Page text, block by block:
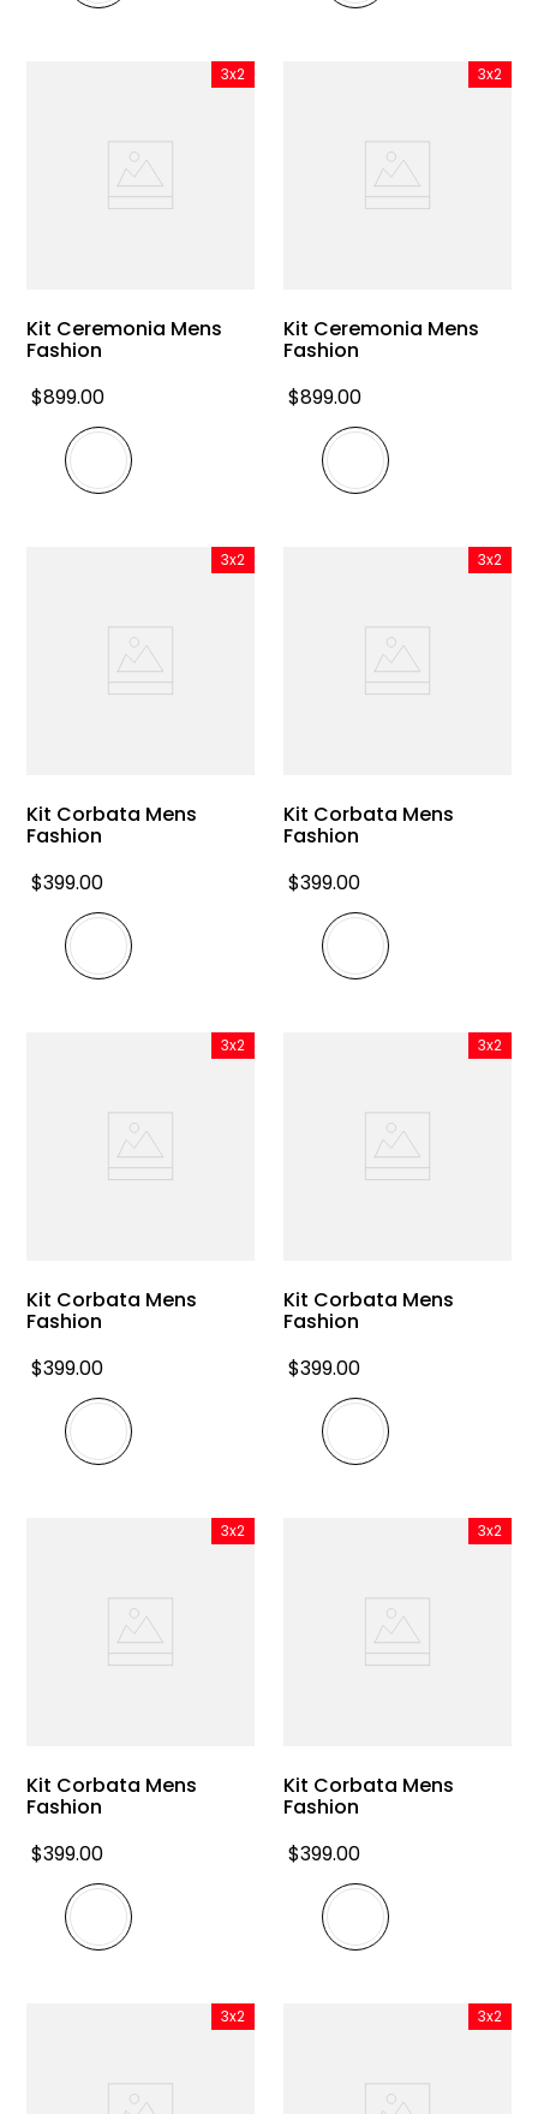
3x2
Kit Ceremonia Mens
Fashion
$899.00
3x2
Kit Ceremonia Mens
Fashion
$899.00
3x2
Kit Corbata Mens
Fashion
$399.00
3x2
Kit Corbata Mens
Fashion
$399.00
3x2
Kit Corbata Mens
Fashion
$399.00
3x2
Kit Corbata Mens
Fashion
$399.00
3x2
Kit Corbata Mens
Fashion
$399.00
3x2
Kit Corbata Mens
Fashion
$399.00
3x2 3x2